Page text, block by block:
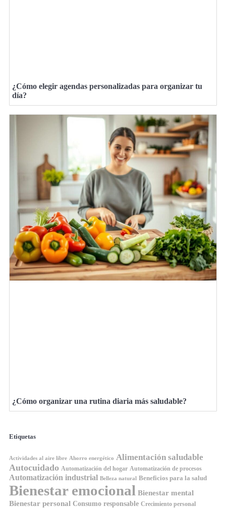
¿Cómo elegir agendas personalizadas para organizar tu
día?
¿Cómo organizar una rutina diaria más saludable?
Etiquetas
Actividades al aire libre Ahorro energético Alimentación saludable
Autocuidado Automatización del hogar Automatización de procesos
Automatización industrial Belleza natural Beneficios para la salud
Bienestar emocional Bienestar mental
Bienestar personal Consumo responsable Crecimiento personal